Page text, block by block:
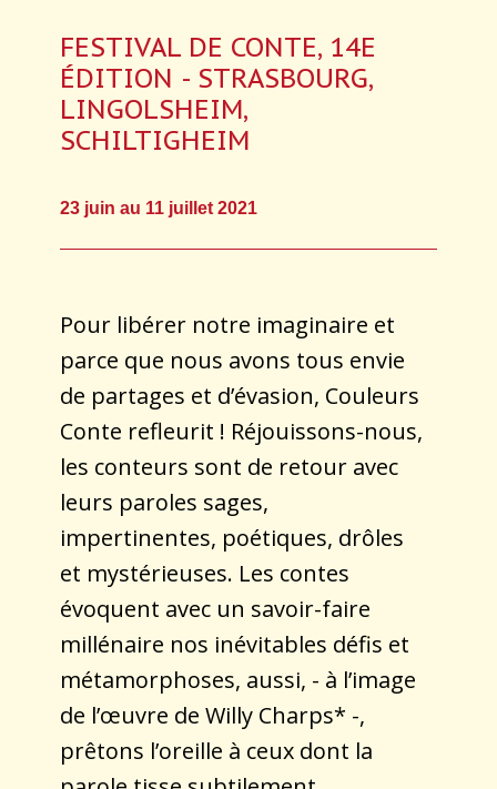
FESTIVAL DE CONTE, 14E
ÉDITION - STRASBOURG,
LINGOLSHEIM,
SCHILTIGHEIM
23 juin au 11 juillet 2021
Pour libérer notre imaginaire et
parce que nous avons tous envie
de partages et d’évasion, Couleurs
Conte refleurit ! Réjouissons-nous,
les conteurs sont de retour avec
leurs paroles sages,
impertinentes, poétiques, drôles
et mystérieuses. Les contes
évoquent avec un savoir-faire
millénaire nos inévitables défis et
métamorphoses, aussi, - à l’image
de l’œuvre de Willy Charps* -,
prêtons l’oreille à ceux dont la